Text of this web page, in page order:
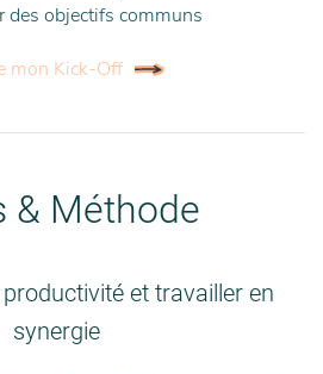
des objectifs communs
mon Kick-Off
& Méthode
et travailler en
synergie